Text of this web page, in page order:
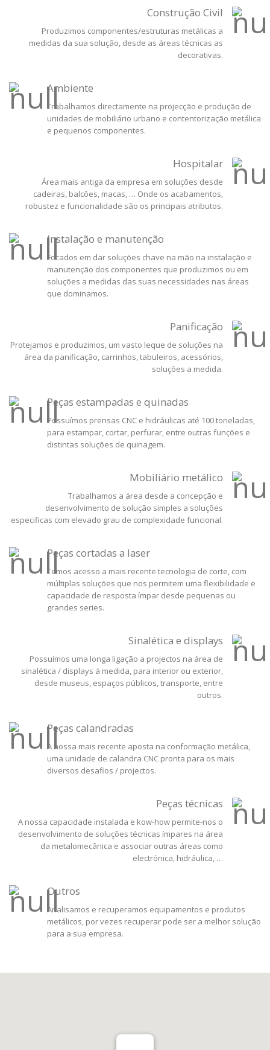
Construção Civil
Produzimos componentes/estruturas metálicas a
medidas da sua solução, desde as áreas técnicas as
decorativas.
Ambiente
Trabalhamos directamente na projecção e produção de
unidades de mobiliário urbano e contentorização metálica
e pequenos componentes.
Hospitalar
Área mais antiga da empresa em soluções desde
cadeiras, balcões, macas, … Onde os acabamentos,
robustez e funcionalidade são os principais atributos.
Instalação e manutenção
Focados em dar soluções chave na mão na instalação e
manutenção dos componentes que produzimos ou em
soluções a medidas das suas necessidades nas áreas
que dominamos.
Panificação
Protejamos e produzimos, um vasto leque de soluções na
área da panificação, carrinhos, tabuleiros, acessórios,
soluções a medida.
Peças estampadas e quinadas
Possuímos prensas CNC e hidráulicas até 100 toneladas,
para estampar, cortar, perfurar, entre outras funções e
distintas soluções de quinagem.
Mobiliário metálico
Trabalhamos a área desde a concepção e
desenvolvimento de solução simples a soluções
especificas com elevado grau de complexidade funcional.
Peças cortadas a laser
Temos acesso a mais recente tecnologia de corte, com
múltiplas soluções que nos permitem uma flexibilidade e
capacidade de resposta ímpar desde pequenas ou
grandes series.
Sinalética e displays
Possuímos uma longa ligação a projectos na área de
sinalética / displays á medida, para interior ou exterior,
desde museus, espaços públicos, transporte, entre
outros.
Peças calandradas
A nossa mais recente aposta na conformação metálica,
uma unidade de calandra CNC pronta para os mais
diversos desafios / projectos.
Peças técnicas
A nossa capacidade instalada e kow-how permite-nos o
desenvolvimento de soluções técnicas ímpares na área
da metalomecânica e associar outras áreas como
electrónica, hidráulica, …
Outros
Analisamos e recuperamos equipamentos e produtos
metálicos, por vezes recuperar pode ser a melhor solução
para a sua empresa.